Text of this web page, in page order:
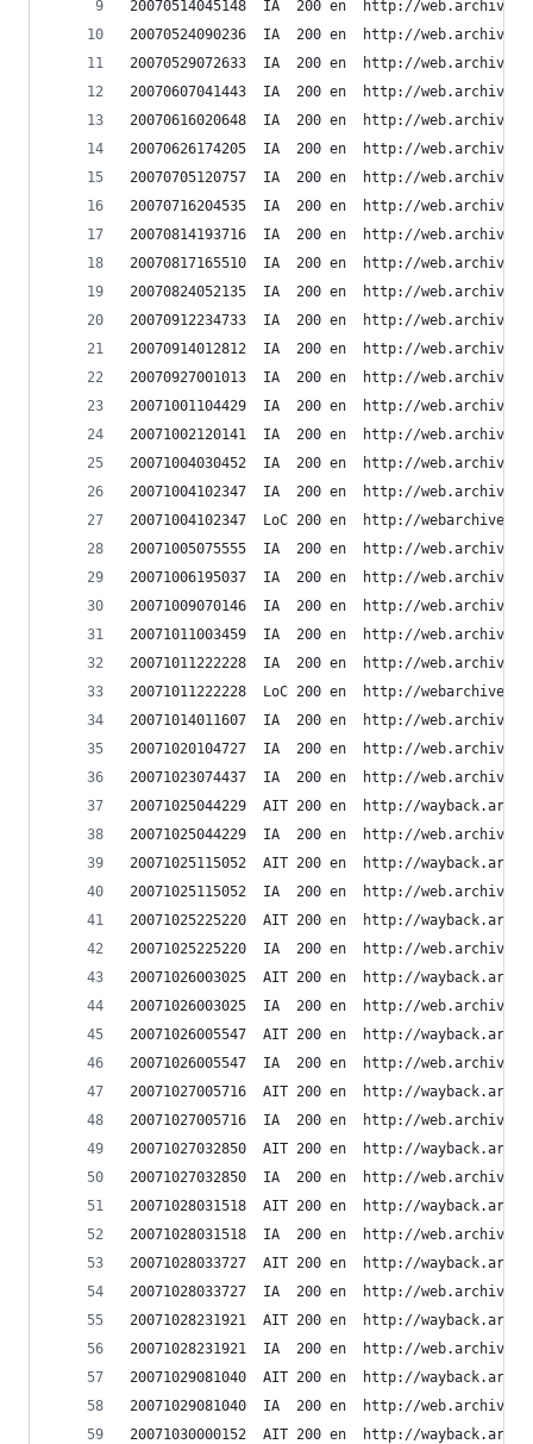
20070514045148	IA	200
20070524090236	IA	200
20070529072633	IA	200
20070607041443	IA	200
20070616020648	IA	200
20070626174205	IA	200
20070705120757	IA	200
20070716204535	IA	200
20070814193716	IA	200
20070817165510	IA	200
20070824052135	IA	200
20070912234733	IA	200
20070914012812	IA	200
20070927001013	IA	200
20071001104429	IA	200
20071002120141	IA	200
20071004030452	IA	200
20071004102347	IA	200
20071004102347	LoC	200
20071005075555	IA	200
20071006195037	IA	200
20071009070146	IA	200
20071011003459	IA	200
20071011222228	IA	200
20071011222228	LoC	200
20071014011607	IA	200
20071020104727	IA	200
20071023074437	IA	200
20071025044229	AIT	200
20071025044229	IA	200
20071025115052	AIT	200
20071025115052	IA	200
20071025225220	AIT	200
20071025225220	IA	200
20071026003025	AIT	200
20071026003025	IA	200
20071026005547	AIT	200
20071026005547	IA	200
20071027005716	AIT	200
20071027005716	IA	200
20071027032850	AIT	200
20071027032850	IA	200
20071028031518	AIT	200
20071028031518	IA	200
20071028033727	AIT	200
20071028033727	IA	200
20071028231921	AIT	200
20071028231921	IA	200
20071029081040	AIT	200
20071029081040	IA	200
20071030000152	AIT	200